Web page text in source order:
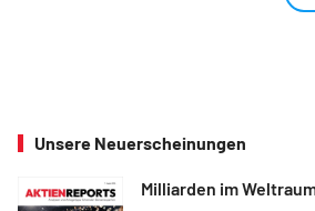
Unsere Neuerscheinungen
Milliarden im